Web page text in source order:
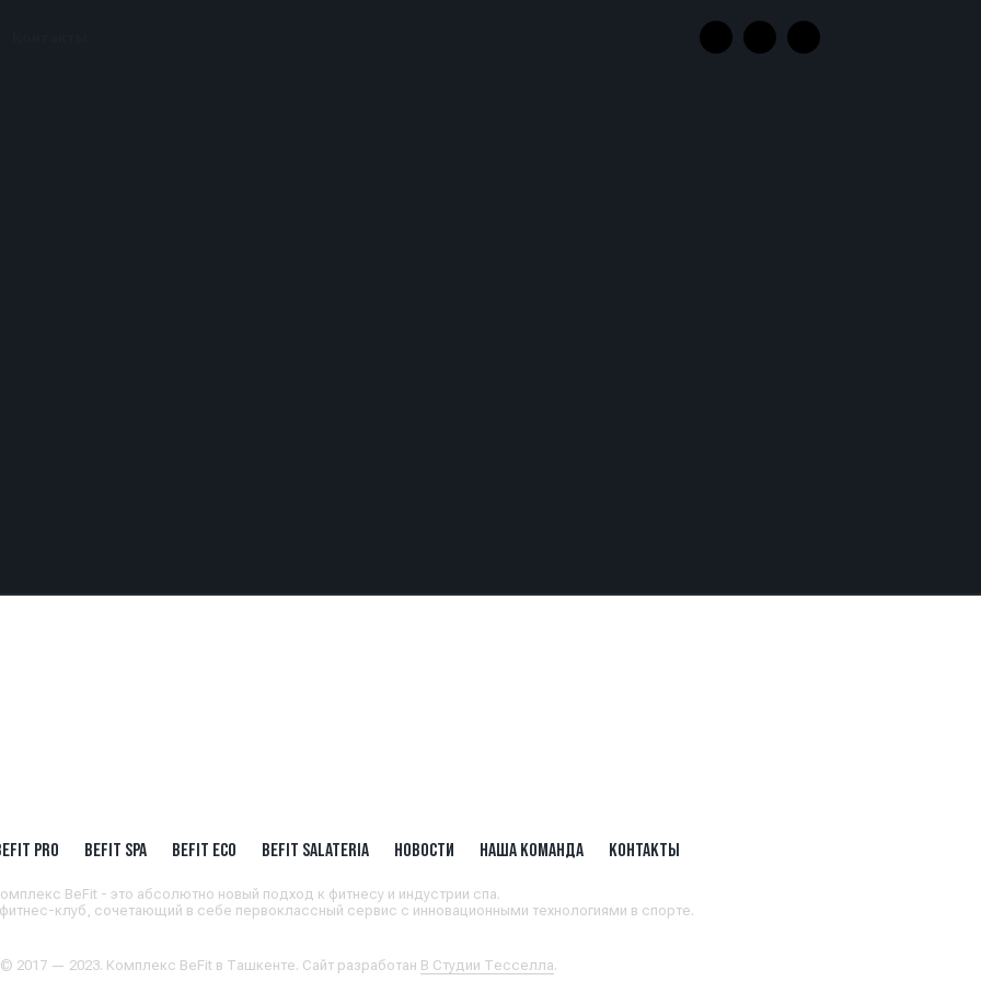
PRO BEFIT SPA BEFIT ECO BEFIT SALATERIA НОВОСТИ НАША КОМАНДА КОНТАКТЫ
BeFit - это абсолютно новый подход к фитнесу и индустрии спа.
клуб, сочетающий в себе первоклассный сервис с инновационными технологиями в спорте.
2017 — 2023. Комплекс BeFit в Ташкенте. Сайт разработан В Студии Тесселла.